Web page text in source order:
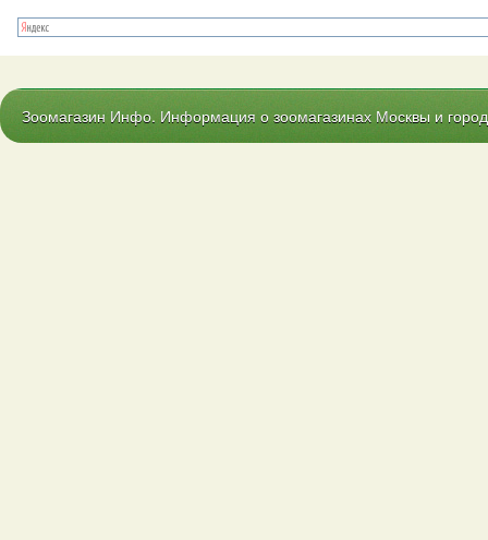
Зоомагазин Инфо. Информация о зоомагазинах Москвы и